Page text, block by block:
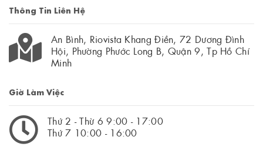
Thông Tin Liên Hệ
An Bình, Riovista Khang Điền, 72 Dương Đình
Hội, Phường Phước Long B, Quận 9, Tp Hồ Chí
Minh
Giờ Làm Việc
Thứ 2 - Thừ 6 9:00 - 17:00
Thứ 7 10:00 - 16:00